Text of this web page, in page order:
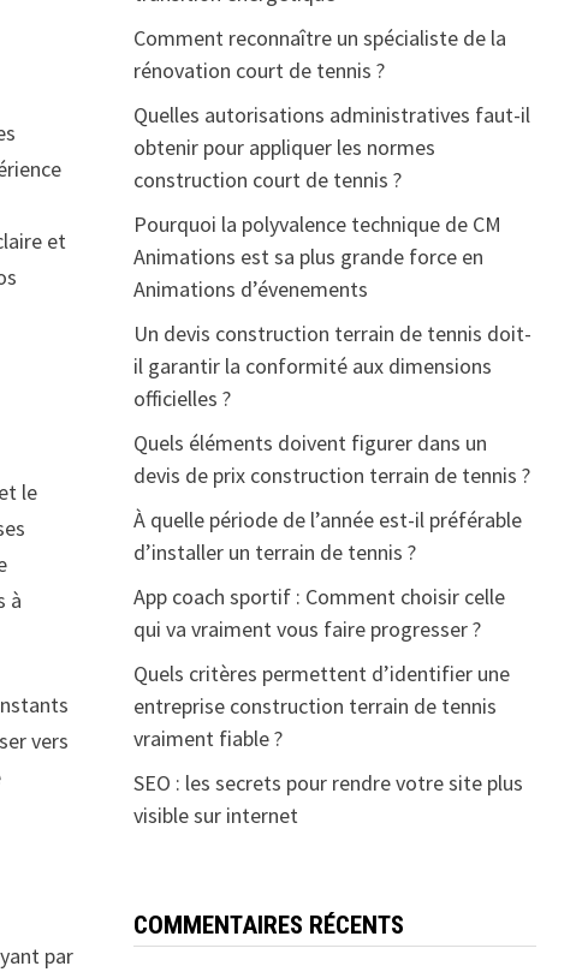
et
le
à
vers
par
Comment reconnaître un spécialiste de la
rénovation court de tennis ?
Quelles autorisations administratives faut-il
obtenir pour appliquer les normes
construction court de tennis ?
Pourquoi la polyvalence technique de CM
Animations est sa plus grande force en
Animations d’évenements
Un devis construction terrain de tennis doit-
il garantir la conformité aux dimensions
officielles ?
Quels éléments doivent figurer dans un
devis de prix construction terrain de tennis ?
À quelle période de l’année est-il préférable
d’installer un terrain de tennis ?
App coach sportif : Comment choisir celle
qui va vraiment vous faire progresser ?
Quels critères permettent d’identifier une
entreprise construction terrain de tennis
vraiment fiable ?
SEO : les secrets pour rendre votre site plus
visible sur internet
COMMENTAIRES RÉCENTS